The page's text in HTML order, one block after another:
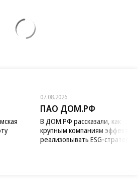
07.08.2026
ПАО ДОМ.РФ
В ДОМ.РФ рассказали, как
крупным компаниям
реализовывать ESG-стратегию